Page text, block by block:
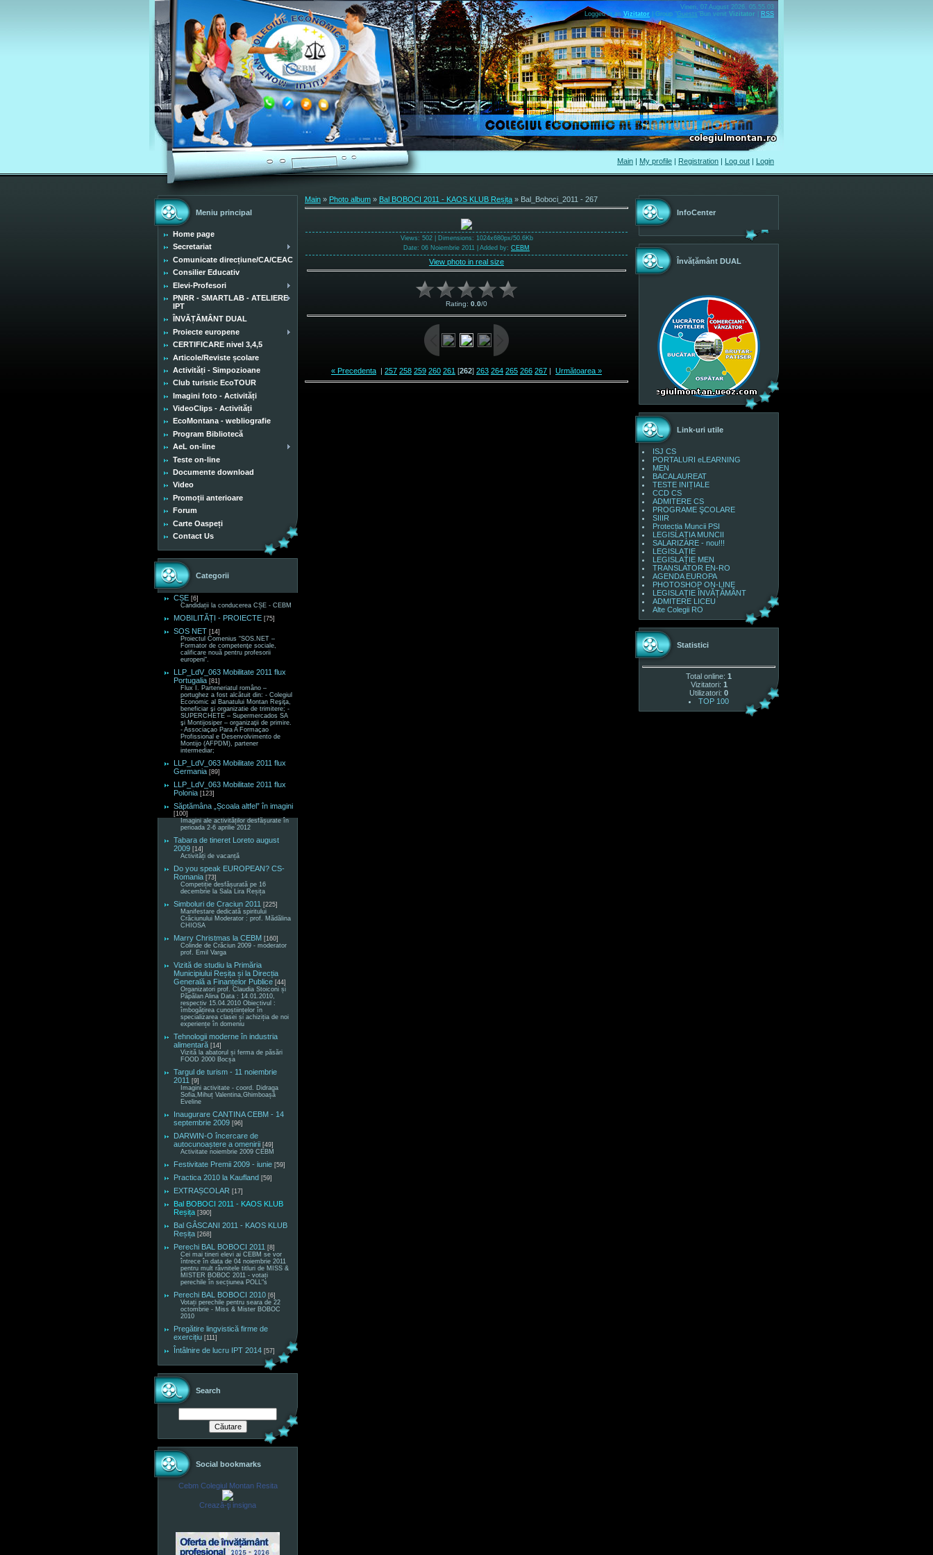
Vineri, 07 August 2026, 05.55.03
Logged in as Vizitator Group "Guests" Bun venit Vizitator RSS
Main | My profile | Registration | Log out | Login
Meniu principal
Home page
Secretariat
Comunicate direcțiune/CA/CEAC
Consilier Educativ
Elevi-Profesori
PNRR - SMARTLAB - ATELIERE
IPT
ÎNVĂȚĂMÂNT DUAL
Proiecte europene
CERTIFICARE nivel 3,4,5
Articole/Reviste școlare
Activități - Simpozioane
Club turistic EcoTOUR
Imagini foto - Activități
VideoClips - Activități
EcoMontana - webliografie
Program Bibliotecă
AeL on-line
Teste on-line
Documente download
Video
Promoții anterioare
Forum
Carte Oaspeți
Contact Us
Categorii
CȘE [6]
Candidații la conducerea CȘE - CEBM
MOBILITĂȚI - PROIECTE [75]
SOS NET [14]
Proiectul Comenius “SOS.NET –
Formator de competenţe sociale,
calificare nouă pentru profesorii
europeni“.
LLP_LdV_063 Mobilitate 2011 flux
Portugalia [81]
Flux I. Parteneriatul româno –
portughez a fost alcătuit din: - Colegiul
Economic al Banatului Montan Reşiţa,
beneficiar şi organizatie de trimitere; -
SUPERCHETE – Supermercados SA
şi Montijosiper – organizaţii de primire.
- Associaçao Para A Formaçao
Profissional e Desenvolvimento de
Montijo (AFPDM), partener
intermediar;
LLP_LdV_063 Mobilitate 2011 flux
Germania [89]
LLP_LdV_063 Mobilitate 2011 flux
Polonia [123]
Săptămâna „Școala altfel” în imagini
[100]
Imagini ale activităților desfășurate în
perioada 2-6 aprilie 2012
Tabara de tineret Loreto august
2009 [14]
Activități de vacanță
Do you speak EUROPEAN? CS-
Romania [73]
Competiție desfășurată pe 16
decembrie la Sala Lira Reșița
Simboluri de Craciun 2011 [225]
Manifestare dedicată spiritului
Crăciunului Moderator : prof. Mădălina
CHIOSA
Marry Christmas la CEBM [160]
Colinde de Crăciun 2009 - moderator
prof. Emil Varga
Vizită de studiu la Primăria
Municipiului Reșița și la Direcția
Generală a Finanțelor Publice [44]
Organizatori prof. Claudia Stoiconi și
Păpălan Alina Data : 14.01.2010,
respectiv 15.04.2010 Obiectivul :
îmbogățirea cunoștiințelor în
specializarea clasei și achiziția de noi
experiențe în domeniu
Tehnologii moderne în industria
alimentară [14]
Vizită la abatorul și ferma de păsări
FOOD 2000 Bocșa
Targul de turism - 11 noiembrie
2011 [9]
Imagini activitate - coord. Didraga
Sofia,Mihuț Valentina,Ghimboașă
Eveline
Inaugurare CANTINA CEBM - 14
septembrie 2009 [96]
DARWIN-O încercare de
autocunoaștere a omenirii [49]
Activitate noiembrie 2009 CEBM
Festivitate Premii 2009 - iunie [59]
Practica 2010 la Kaufland [59]
EXTRAȘCOLAR [17]
Bal BOBOCI 2011 - KAOS KLUB
Reșița [390]
Bal GÂSCANI 2011 - KAOS KLUB
Reșița [268]
Perechi BAL BOBOCI 2011 [8]
Cei mai tineri elevi ai CEBM se vor
întrece în data de 04 noiembrie 2011
pentru mult râvnitele titluri de MISS &
MISTER BOBOC 2011 - votați
perechile în secțiunea POLL"s
Perechi BAL BOBOCI 2010 [6]
Votați perechile pentru seara de 22
octombrie - Miss & Mister BOBOC
2010
Pregătire lingvistică firme de
exercițiu [111]
Întâlnire de lucru IPT 2014 [57]
Search
Social bookmarks
Cebm Colegiul Montan Resita
Crează-ţi insigna
Main » Photo album » Bal BOBOCI 2011 - KAOS KLUB Reșița » Bal_Boboci_2011 - 267
Views: 502 | Dimensions: 1024x680px/50.6Kb
Date: 06 Noiembrie 2011 | Added by: CEBM
View photo in real size
Rating: 0.0/0
« Precedenta | 257 258 259 260 261 [262] 263 264 265 266 267 | Următoarea »
InfoCenter
Învățământ DUAL
Link-uri utile
ISJ CS
PORTALURI eLEARNING
MEN
BACALAUREAT
TESTE INIȚIALE
CCD CS
ADMITERE CS
PROGRAME ŞCOLARE
SIIIR
Protecția Muncii PSI
LEGISLAȚIA MUNCII
SALARIZARE - nou!!!
LEGISLAȚIE
LEGISLAȚIE MEN
TRANSLATOR EN-RO
AGENDA EUROPA
PHOTOSHOP ON-LINE
LEGISLAȚIE ÎNVĂȚĂMÂNT
ADMITERE LICEU
Alte Colegii RO
Statistici
Total online: 1
Vizitatori: 1
Utilizatori: 0
TOP 100